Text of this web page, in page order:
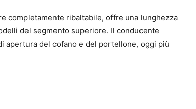
completamente ribaltabile, offre una lunghezza
del segmento superiore. Il conducente
apertura del cofano e del portellone, oggi più